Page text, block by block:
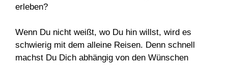
erleben?
Wenn Du nicht weißt, wo Du hin willst, wird es
schwierig mit dem alleine Reisen. Denn schnell
machst Du Dich abhängig von den Wünschen